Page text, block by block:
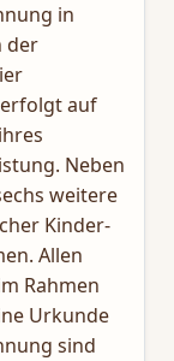
in
der
auf
Neben
weitere
Kinder-
Allen
Rahmen
Urkunde
sind